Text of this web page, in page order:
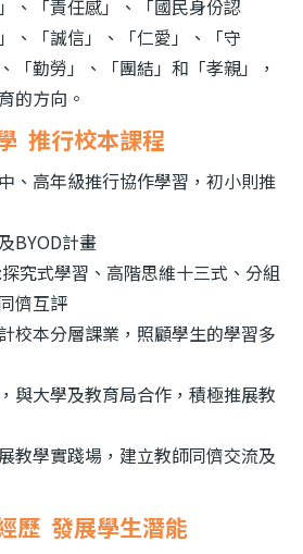
、「責任感」、「國民身份認
、「誠信」、「仁愛」、「守
「勤勞」、「團結」和「孝親」，
的方向。
推行校本課程
、高年級推行協作學習，初小則推
BYOD計畫
:探究式學習、高階思維十三式、分組
儕互評
校本分層課業，照顧學生的學習多
與大學及教育局合作，積極推展教
教學實踐場，建立教師同儕交流及
歷 發展學生潛能